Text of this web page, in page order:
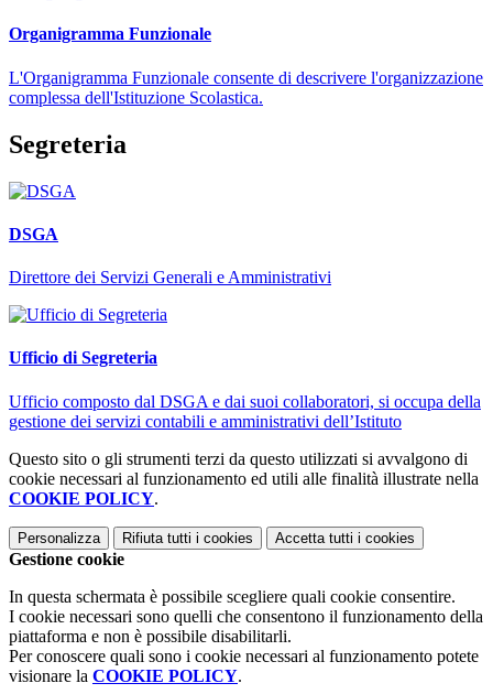
Organigramma Funzionale
L'Organigramma Funzionale consente di descrivere l'organizzazione
complessa dell'Istituzione Scolastica.
Segreteria
DSGA
Direttore dei Servizi Generali e Amministrativi
Ufficio di Segreteria
Ufficio composto dal DSGA e dai suoi collaboratori, si occupa della
gestione dei servizi contabili e amministrativi dell’Istituto
Questo sito o gli strumenti terzi da questo utilizzati si avvalgono di
cookie necessari al funzionamento ed utili alle finalità illustrate nella
COOKIE POLICY.
Personalizza Rifiuta tutti i cookies Accetta tutti i cookies
Gestione cookie
In questa schermata è possibile scegliere quali cookie consentire.
I cookie necessari sono quelli che consentono il funzionamento della
piattaforma e non è possibile disabilitarli.
Per conoscere quali sono i cookie necessari al funzionamento potete
visionare la COOKIE POLICY.